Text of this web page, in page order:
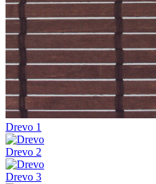
Drevo 1
Drevo 2
Drevo 3